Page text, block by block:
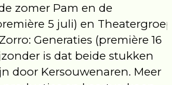
zomer Pam en de
5 juli) en
Generaties (première 16
is dat beide stukken
door Kersouwenaren. Meer